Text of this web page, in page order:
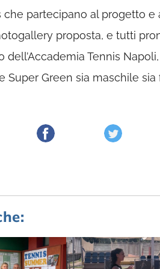
partecipano al progetto e
proposta, e tutti
dell’Accademia Tennis
Super Green sia maschile